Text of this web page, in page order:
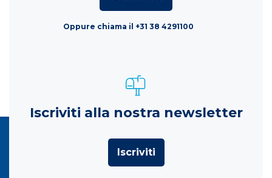
Oppure chiama il +31 38 4291100
Iscriviti alla nostra newsletter
Iscriviti